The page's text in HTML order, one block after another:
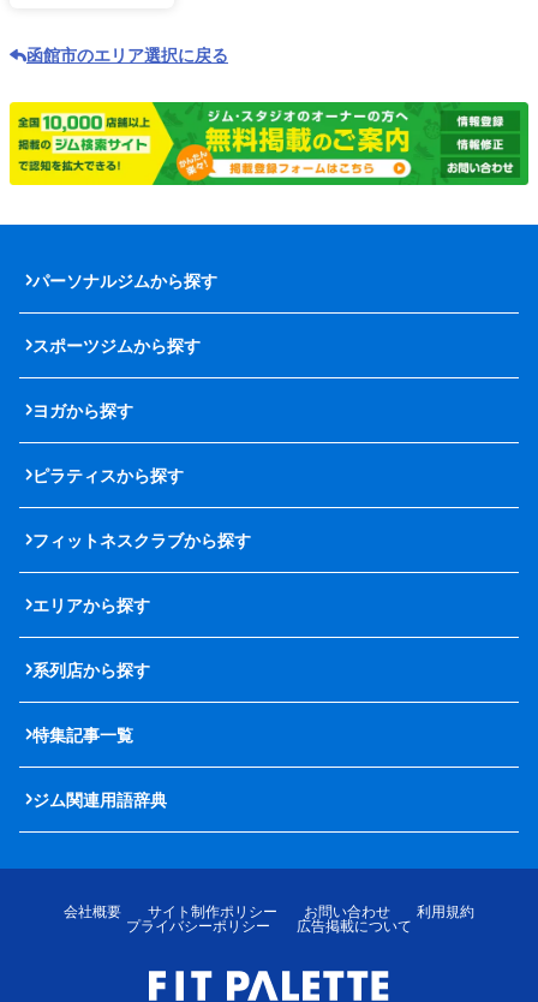
函館市のエリア選択に戻る
パーソナルジムから探す
スポーツジムから探す
ヨガから探す
ピラティスから探す
フィットネスクラブから探す
エリアから探す
系列店から探す
特集記事一覧
ジム関連用語辞典
会社概要 サイト制作ポリシー お問い合わせ
利用規約
プライバシーポリシー
広告掲載について